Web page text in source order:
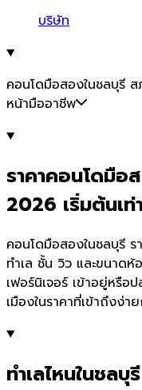
บริษัท
คอนโดมือสองในชลบุรี
หน้ามืออาชีพ
ราคาคอนโดมือ
2026 เริ่มต้นเท่
คอนโดมือสองในชลบุรี
ทำเล ชั้น วิว และขนาด
เฟอร์นิเจอร์ เข้าอยู่หรือ
เมืองในราคาที่เข้าถึงง่า
ทำเลไหนในชล